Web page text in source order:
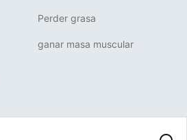
Perder grasa
ganar masa muscular